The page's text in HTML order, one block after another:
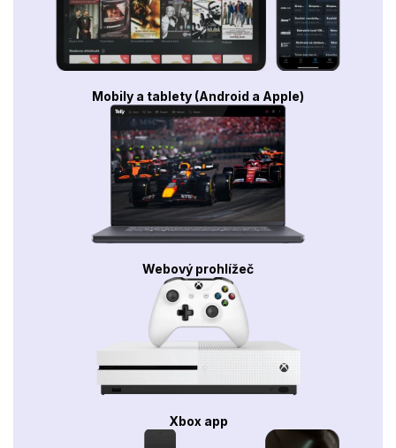
Mobily a tablety (Android a Apple)
Webový prohlížeč
Xbox app